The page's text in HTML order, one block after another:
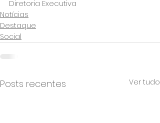
Diretoria Executiva
Notícias
Destaque
Social
Posts recentes Ver tudo